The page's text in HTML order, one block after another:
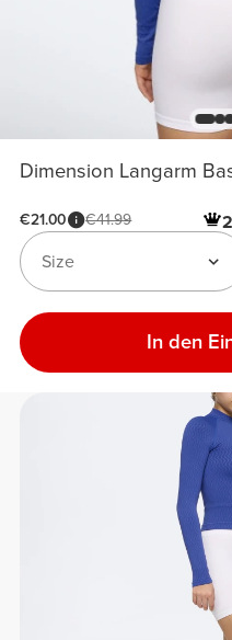
Dimension Langarm
€21.00 €41.99
Size
In den